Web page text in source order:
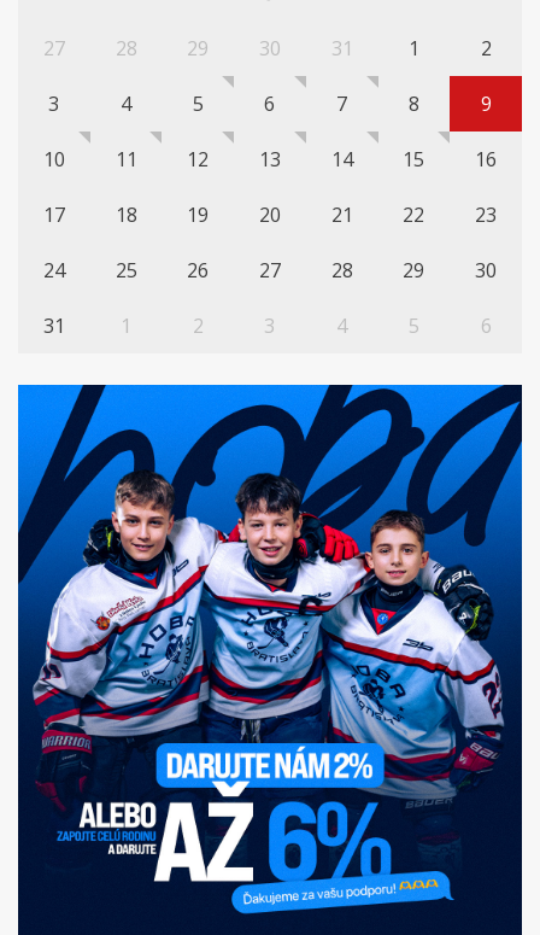
27 28 29 30 31 1 2
3 4 5 6 7 8 9
10 11 12 13 14 15 16
17 18 19 20 21 22 23
24 25 26 27 28 29 30
31 1 2 3 4 5 6